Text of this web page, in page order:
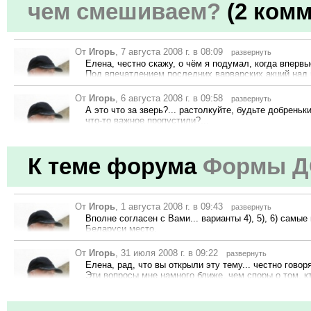
был поднят один принципиальный вопрос в
предлагаю открыть тему «роль таймеров в
чем смешиваем? (2
Рейтинг 101
От Игорь, 7 августа 2008 г. в 08:09 развернуть
Елена, честно скажу, о чём я подумал, когда
Под впечатлением последних варварских акций
целые предметы а заодно с ними и сами учителя,
—это попытка совмещать несколько предметов в
открыть обсуждение на этом сообщении поддерживаю!
От Игорь, 6 августа 2008 г. в 09:58 развернуть
А это что за зверь?... растолкуйте, будьте
что-то важное пропустили?...
К теме форума Формы
Рейтинг 101
От Игорь, 1 августа 2008 г. в 09:43 развернуть
Вполне согласен с Вами... варианты 4), 5), 6)
Беларуси место.
Давайте взглянем на образование Беларуси
а)крупных городов республики более менее
компьютерные классы, свои сервера, бесплатный
иметь свои весьма продвинутые сайты (видел
От Игорь, 31 июля 2008 г. в 09:22 развернуть
Елена, рад, что вы открыли эту тему... честно
Эти вопросы мне намного ближе, чем споры о том,